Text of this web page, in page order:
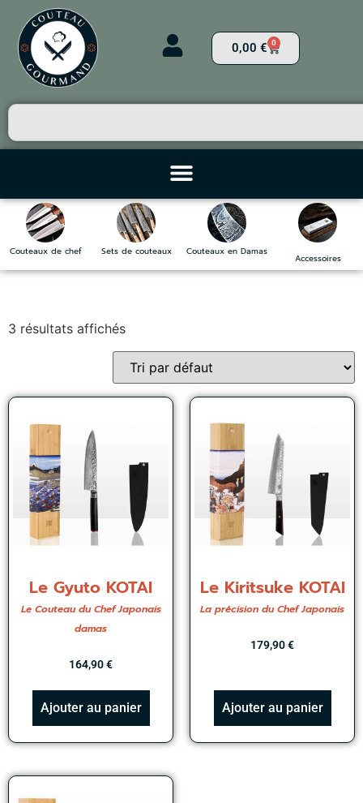
0,00€ 0
Couteaux de chef Sets de couteaux Couteaux en Damas
Accessoires
3 résultats affichés
Le Gyuto KOTAI
Le Couteau du Chef Japonais
damas
164,90€
Ajouter au panier
Le Kiritsuke KOTAI
La précision du Chef Japonais
179,90€
Ajouter au panier